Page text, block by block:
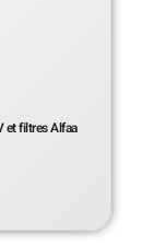
et filtres Alfaa